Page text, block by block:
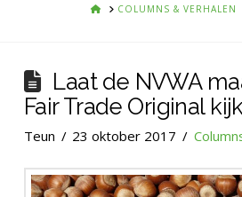
HOMECOLUMNS & VERHALEN
Laat de NVWA
Fair Trade Original
Teun 23 oktober 2017